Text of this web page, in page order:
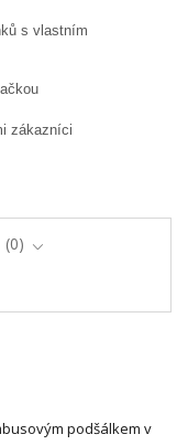
s vlastním
zákazníci
0
podšálkem v